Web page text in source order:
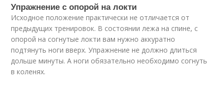
Упражнение с опорой на локти
Исходное положение практически не отличается от
предыдущих тренировок. В состоянии лежа на спине, с
опорой на согнутые локти вам нужно аккуратно
подтянуть ноги вверх. Упражнение не должно длиться
дольше минуты. А ноги обязательно необходимо согнуть
в коленях.